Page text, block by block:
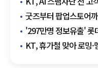
굿즈부터 팝업스토어
고객 접점 확대
'297만명 정보유출'
사상 초유 해킹 중징계
KT, 휴가철 맞아 로밍